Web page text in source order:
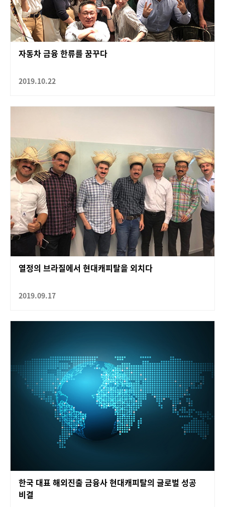
자동차 금융 한류를 꿈꾸다
2019.10.22
열정의 브라질에서 현대캐피탈을 외치다
2019.09.17
한국 대표 해외진출 금융사 현대캐피탈의 글로벌 성공
비결